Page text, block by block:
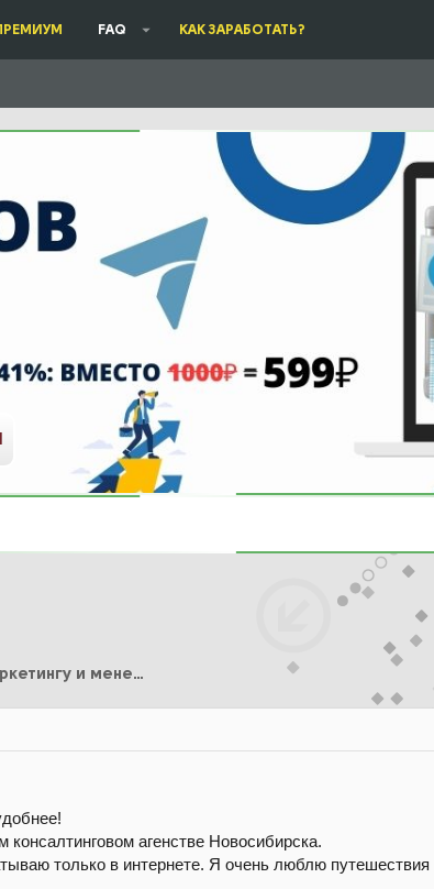
FAQ КАК ЗАРАБОТАТЬ?
Курсы по Бизнесу, маркетингу и менеджменту
консалтинговом агенстве Новосибирска.
только в интернете. Я очень люблю